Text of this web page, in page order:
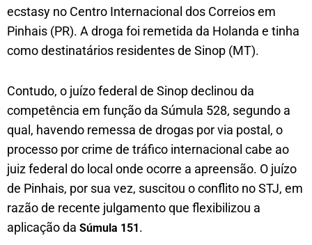
ecstasy no Centro Internacional dos Correios em
Pinhais (PR). A droga foi remetida da Holanda e tinha
como destinatários residentes de Sinop (MT).
Contudo, o juízo federal de Sinop declinou da
competência em função da Súmula 528, segundo a
qual, havendo remessa de drogas por via postal, o
processo por crime de tráfico internacional cabe ao
juiz federal do local onde ocorre a apreensão. O juízo
de Pinhais, por sua vez, suscitou o conflito no STJ, em
razão de recente julgamento que flexibilizou a
aplicação da Súmula 151.